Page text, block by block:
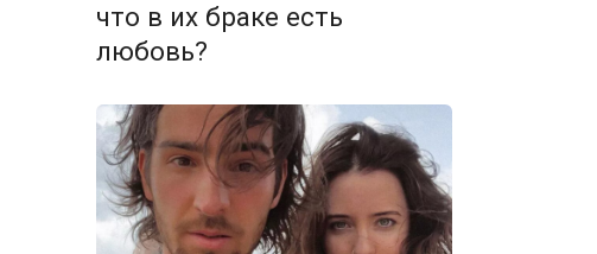
что в их браке есть
любовь?